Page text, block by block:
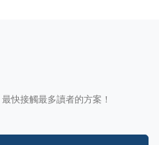
快接觸最多讀者的方案！